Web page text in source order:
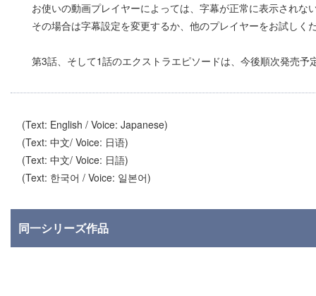
お使いの動画プレイヤーによっては、字幕が正常に表示されな
その場合は字幕設定を変更するか、他のプレイヤーをお試しく
第3話、そして1話のエクストラエピソードは、今後順次発売予
(Text: English / Voice: Japanese)
(Text: 中文/ Voice: 日语)
(Text: 中文/ Voice: 日語)
(Text: 한국어 / Voice: 일본어)
同一シリーズ作品